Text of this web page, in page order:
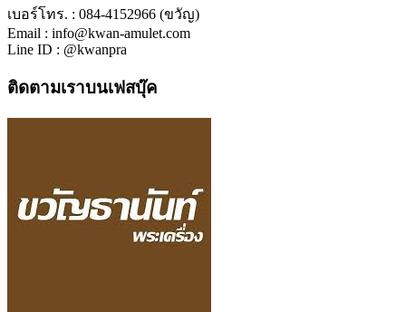
เบอร์โทร. : 084-4152966 (ขวัญ)
Email : info@kwan-amulet.com
Line ID : @kwanpra
ติดตามเราบนเฟสบุ๊ค